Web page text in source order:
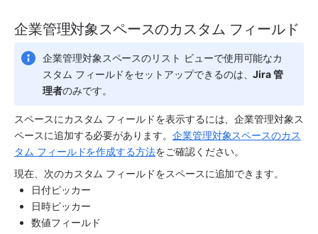
企業管理対象スペースのカスタム フィールド
企業管理対象 スペースのリスト ビューで使用可能なカ
スタム フィールドをセットアップできるのは、Jira 管
理者のみです。
スペースにカスタム フィールドを表示するには、企業管理対象ス
ペースに追加する必要があります。 企業管理対象スペースのカス
タム フィールドを作成する方法をご確認ください。
現在、次のカスタム フィールドをスペースに追加できます。
日付ピッカー
日時ピッカー
数値フィールド